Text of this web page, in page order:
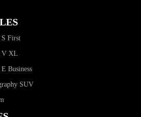
S First
V XL
Business
SUV